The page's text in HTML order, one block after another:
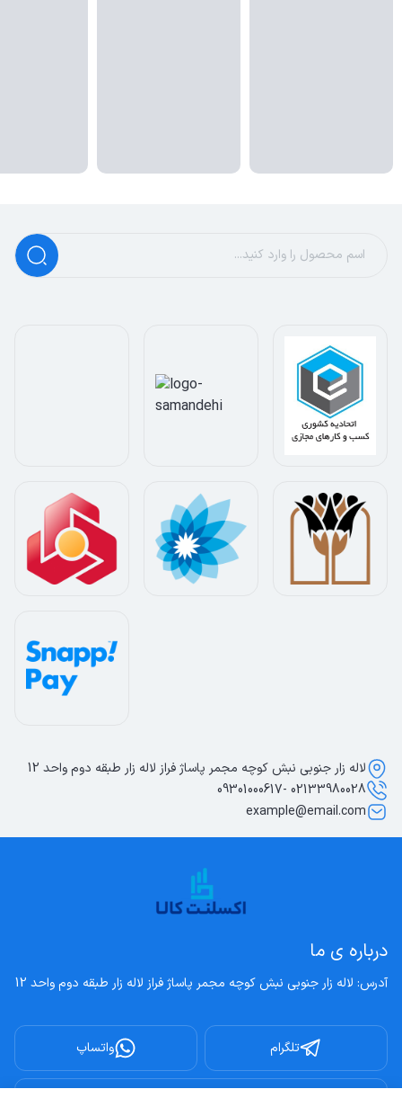
درباره ی ما
آدرس: لاله زار جنوبی نبش کوچه مجمر پاساژ فراز لاله زار طبقه دوم واحد 12
تلگرام واتساپ
لاله زار جنوبی نبش کوچه مجمر پاساژ فراز لاله زار طبقه دوم واحد 12
02133980028 -09301000617
example@email.com